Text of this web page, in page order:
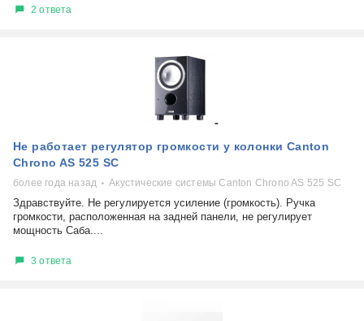
2 ответа
Не работает регулятор громкости у колонки Canton
Chrono AS 525 SC
более года назад Акустические системы Canton Chrono AS 525 SC
Здравствуйте. Не регулируется усиление (громкость). Ручка
громкости, расположенная на задней панели, не регулирует
мощность Саба....
3 ответа